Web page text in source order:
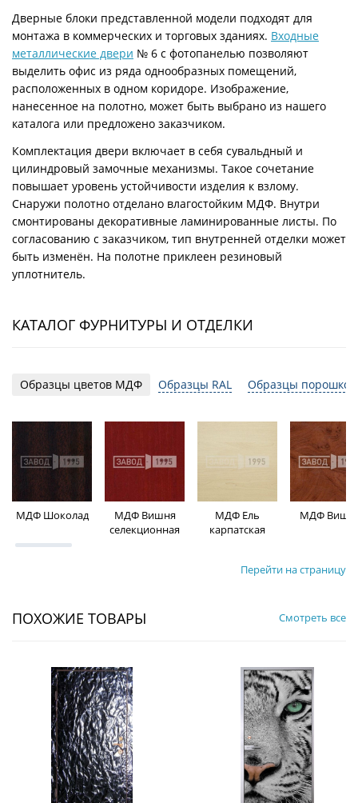
Дверные блоки представленной модели подходят для
монтажа в коммерческих и торговых зданиях. Входные
металлические двери № 6 с фотопанелью позволяют
выделить офис из ряда однообразных помещений,
расположенных в одном коридоре. Изображение,
нанесенное на полотно, может быть выбрано из нашего
каталога или предложено заказчиком.
Комплектация двери включает в себя сувальдный и
цилиндровый замочные механизмы. Такое сочетание
повышает уровень устойчивости изделия к взлому.
Снаружи полотно отделано влагостойким МДФ. Внутри
смонтированы декоративные ламинированные листы. По
согласованию с заказчиком, тип внутренней отделки может
быть изменён. На полотне приклеен резиновый
уплотнитель.
КАТАЛОГ ФУРНИТУРЫ И ОТДЕЛКИ
Образцы цветов МДФ Образцы RAL Образцы
МДФ Шоколад
МДФ Вишня
селекционная
МДФ Ель
карпатская
МДФ
Перейти на страницу
ПОХОЖИЕ ТОВАРЫ Смотреть все